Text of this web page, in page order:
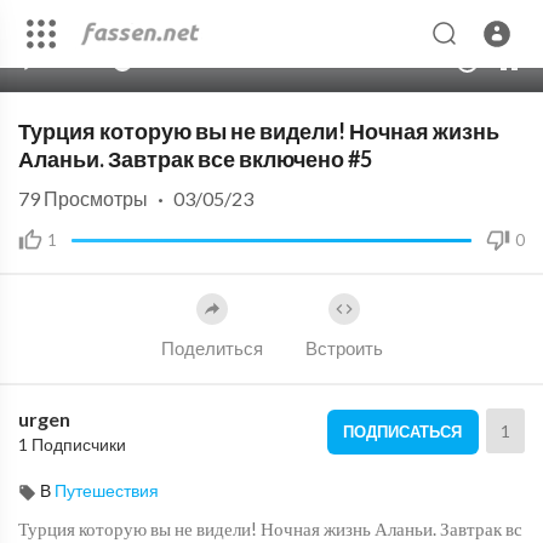
Турция которую вы не видели! Ночная жизнь
Аланьи. Завтрак все включено #5
1 0
79 Просмотры · 03/05/23
Поделиться Встроить
urgen
1 Подписчики
ПОДПИСАТЬСЯ 1
В Путешествия
Турция которую вы не видели! Ночная жизнь Аланьи. Завтрак вс